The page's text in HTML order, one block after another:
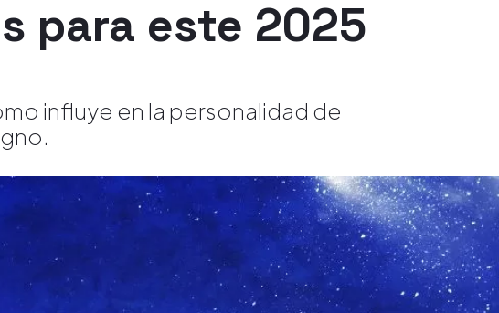
para este 2025
influye en la personalidad de